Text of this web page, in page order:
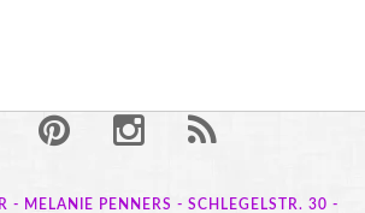
- MELANIE PENNERS - SCHLEGELSTR. 30 -